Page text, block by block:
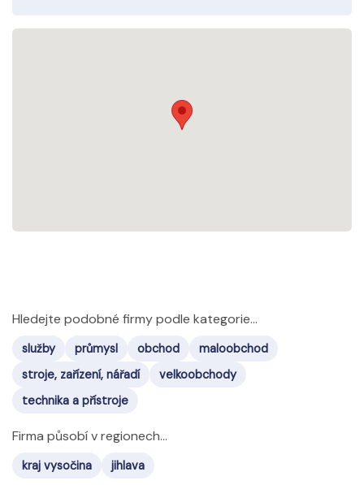
Hledejte podobné firmy podle kategorie...
služby průmysl obchod
maloobchod
stroje, zařízení, nářadí
velkoobchody
technika a přístroje
Firma působí v regionech...
kraj vysočina jihlava